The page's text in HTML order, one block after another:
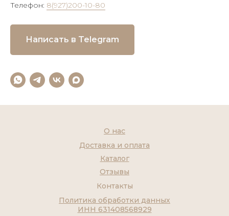
Телефон: 8(927)200-10-80
Написать в Telegram
Контакты
Каталог
О нас
Доставка и оплата
Отзывы
Политика обработки данных
ИНН 631408568929